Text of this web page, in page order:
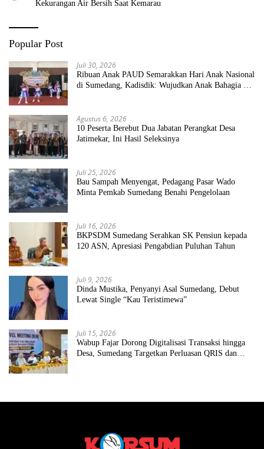
Kekurangan Air Bersih Saat Kemarau
Popular Post
Juli 30, 2026
Ribuan Anak PAUD Semarakkan Hari Anak Nasional
di Sumedang, Kadisdik: Wujudkan Anak Bahagia dan
Agustus 6, 2026
10 Peserta Berebut Dua Jabatan Perangkat Desa
Jatimekar, Ini Hasil Seleksinya
Juli 25, 2026
Bau Sampah Menyengat, Pedagang Pasar Wado
Minta Pemkab Sumedang Benahi Pengelolaan
Juli 16, 2026
BKPSDM Sumedang Serahkan SK Pensiun kepada
120 ASN, Apresiasi Pengabdian Puluhan Tahun
Juli 9, 2026
Dinda Mustika, Penyanyi Asal Sumedang, Debut
Lewat Single “Kau Teristimewa”
Juli 15, 2026
Wabup Fajar Dorong Digitalisasi Transaksi hingga
Desa, Sumedang Targetkan Perluasan QRIS dan